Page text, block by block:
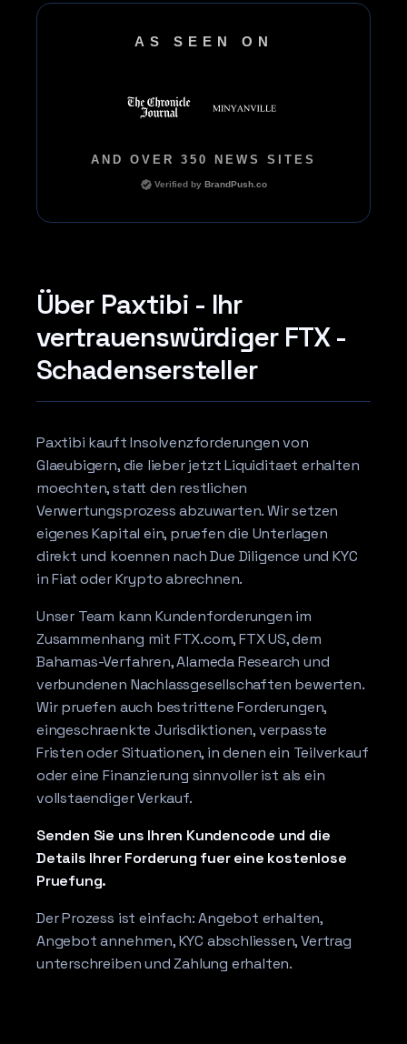
AS SEEN ON
AND OVER 350 NEWS SITES
Verified by BrandPush.co
Über Paxtibi - Ihr
vertrauenswürdiger FTX -
Schadensersteller
Paxtibi kauft Insolvenzforderungen von
Glaeubigern, die lieber jetzt Liquiditaet erhalten
moechten, statt den restlichen
Verwertungsprozess abzuwarten. Wir setzen
eigenes Kapital ein, pruefen die Unterlagen
direkt und koennen nach Due Diligence und KYC
in Fiat oder Krypto abrechnen.
Unser Team kann Kundenforderungen im
Zusammenhang mit FTX.com, FTX US, dem
Bahamas-Verfahren, Alameda Research und
verbundenen Nachlassgesellschaften bewerten.
Wir pruefen auch bestrittene Forderungen,
eingeschraenkte Jurisdiktionen, verpasste
Fristen oder Situationen, in denen ein Teilverkauf
oder eine Finanzierung sinnvoller ist als ein
vollstaendiger Verkauf.
Senden Sie uns Ihren Kundencode und die
Details Ihrer Forderung fuer eine kostenlose
Pruefung.
Der Prozess ist einfach: Angebot erhalten,
Angebot annehmen, KYC abschliessen, Vertrag
unterschreiben und Zahlung erhalten.